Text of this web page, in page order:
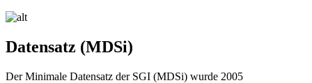
Datensatz (MDSi)
Der Minimale Datensatz der SGI (MDSi) wurde 2005